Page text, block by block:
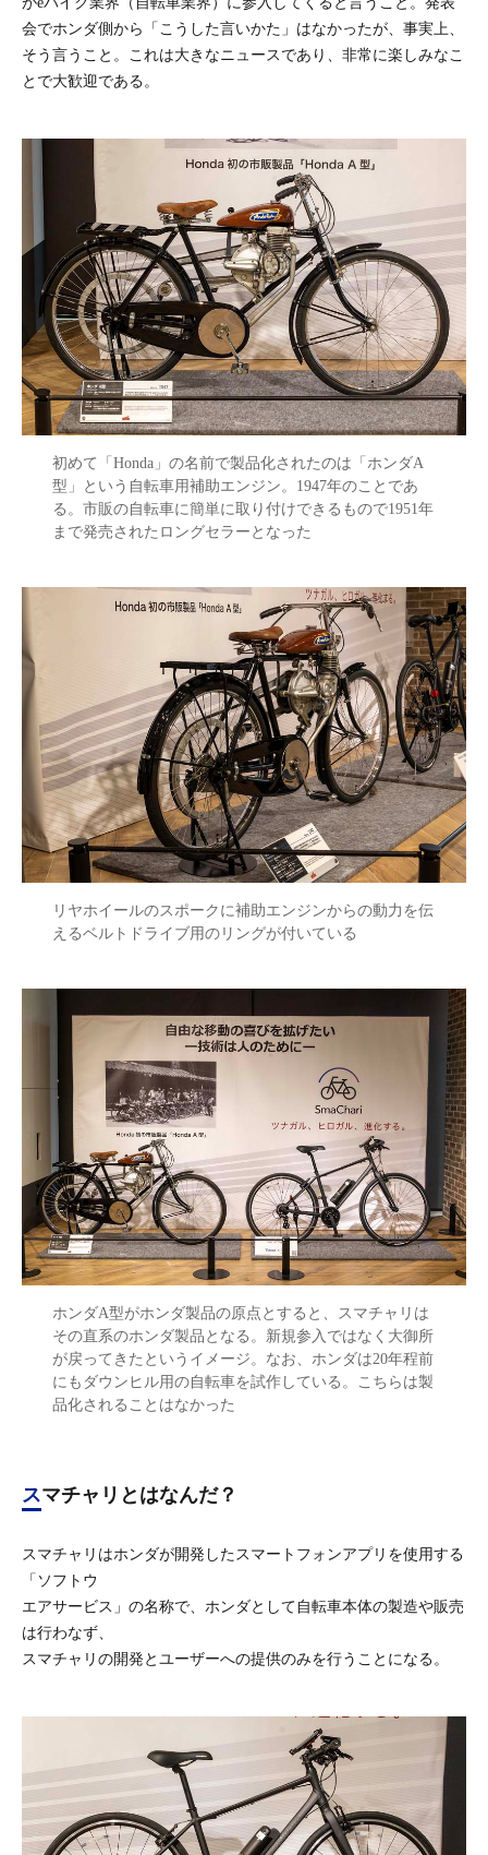
会でホンダ側から「こうした言いかた」はなかったが、事実上、
そう言うこと。これは大きなニュースであり、非常に楽しみなこ
とで大歓迎である。
初めて「Honda」の名前で製品化されたのは「ホンダA
型」という自転車用補助エンジン。1947年のことであ
る。市販の自転車に簡単に取り付けできるもので1951年
まで発売されたロングセラーとなった
リヤホイールのスポークに補助エンジンからの動力を伝
えるベルトドライブ用のリングが付いている
ホンダA型がホンダ製品の原点とすると、スマチャリは
その直系のホンダ製品となる。新規参入ではなく大御所
が戻ってきたというイメージ。なお、ホンダは20年程前
にもダウンヒル用の自転車を試作している。こちらは製
品化されることはなかった
スマチャリとはなんだ？
スマチャリはホンダが開発したスマートフォンアプリを使用する
「ソフトウ
エアサービス」の名称で、ホンダとして自転車本体の製造や販売
は行わなず、
スマチャリの開発とユーザーへの提供のみを行うことになる。